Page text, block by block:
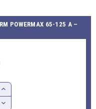
POWERMAX 65-125 A –